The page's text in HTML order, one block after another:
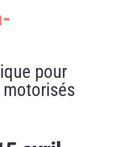
pour